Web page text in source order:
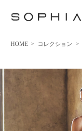
HOME > コレクション >